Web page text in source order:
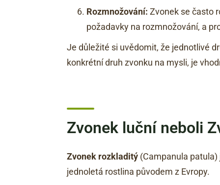
Rozmnožování: Zvonek se často
požadavky na rozmnožování, a
Je důležité si uvědomit, že jednotlivé
konkrétní druh zvonku na mysli, je
Zvonek luční neboli
Zvonek rozkladitý (Campanula
jednoletá rostlina původem z Evropy.